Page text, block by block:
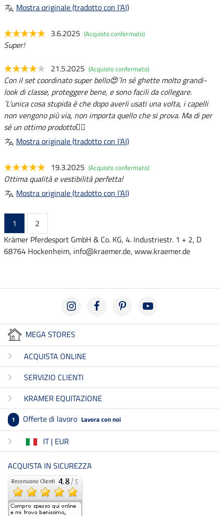
Mostra originale (tradotto con l'AI)
3.6.2025 (Acquisto confermato)
Super!
21.5.2025 (Acquisto confermato)
Con il set coordinato super bello😍´In sé ghette molto grandi-
look di classe, proteggere bene, e sono facili da collegare.
´L'unica cosa stupida è che dopo averli usati una volta, i capelli
non vengono più via, non importa quello che si prova. Ma di per
sé un ottimo prodotto👍🏻
Mostra originale (tradotto con l'AI)
19.3.2025 (Acquisto confermato)
Ottima qualità e vestibilità perfetta!
Mostra originale (tradotto con l'AI)
1
2
Krämer Pferdesport GmbH & Co. KG, 4. Industriestr. 1 + 2, D
68764 Hockenheim, info@kraemer.de, www.kraemer.de
MEGA STORES
ACQUISTA ONLINE
SERVIZIO CLIENTI
KRAMER EQUITAZIONE
1 Offerte di lavoro Lavora con noi
IT | EUR
ACQUISTA IN SICUREZZA